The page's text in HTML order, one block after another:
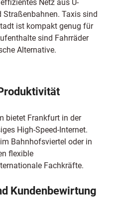
Straßenbahnen. Taxis sind
ist kompakt genug für
sind Fahrräder
Alternative.
bietet Frankfurt in der
High-Speed-Internet.
Bahnhofsviertel oder in
flexible
Fachkräfte.
Kundenbewirtung